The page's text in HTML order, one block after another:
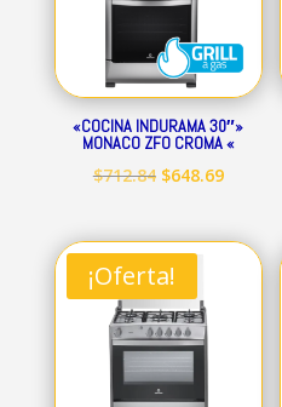
«COCINA INDURAMA 30″»
MONACO ZFO CROMA «
$712.84 El
original
era:
$712.84.
$648.69El
actual
¡Oferta!